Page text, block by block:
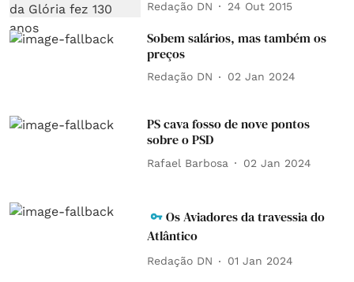
Redação DN 24 Out 2015
Sobem salários, mas também os
preços
Redação DN 02 Jan 2024
PS cava fosso de nove pontos
sobre o PSD
Rafael Barbosa 02 Jan 2024
Os Aviadores da travessia do
Atlântico
Redação DN 01 Jan 2024